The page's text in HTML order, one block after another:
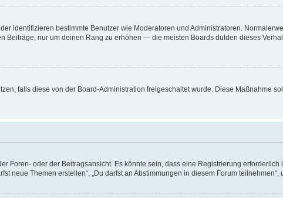
identifizieren bestimmte Benutzer wie Moderatoren und Administratoren.
nur um deinen Rang zu erhöhen — die meisten Boards dulden dieses
falls diese von der Board-Administration freigeschaltet wurde. Diese Maßnahme
Foren- oder der Beitragsansicht. Es könnte sein, dass eine Registrierung erforderlich
neue Themen erstellen“, „Du darfst an Abstimmungen in diesem Forum teilnehmen“,